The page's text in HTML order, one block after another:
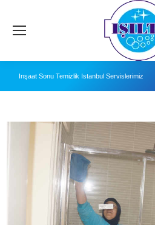
İnşaat Sonu Temizlik İstanbul Servislerimiz